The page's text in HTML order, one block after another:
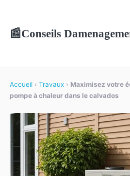
📰Conseils
Accueil › Travaux › Maximisez votre
pompe à chaleur dans le calvados